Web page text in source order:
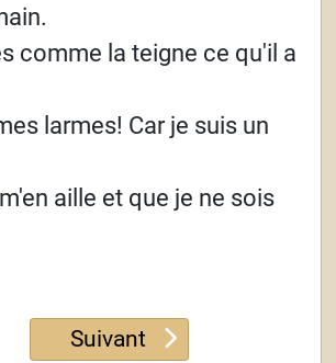
comme la teigne ce qu'il a
larmes! Car je suis un
aille et que je ne sois
Article suivant : Psaume 40
Suivant